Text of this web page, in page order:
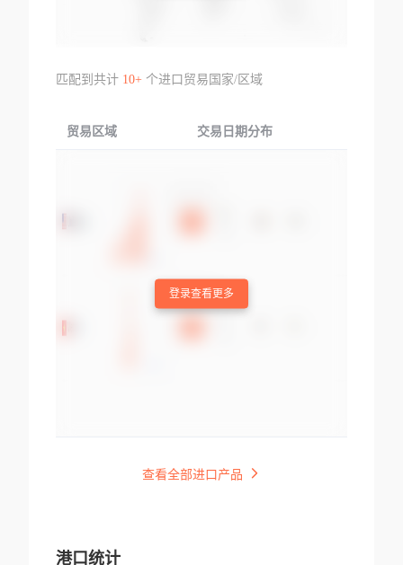
匹配到共计 10+个进口贸易国家/区域
贸易区域 交易日期分布
登录查看更多
查看全部进口产品
港口统计